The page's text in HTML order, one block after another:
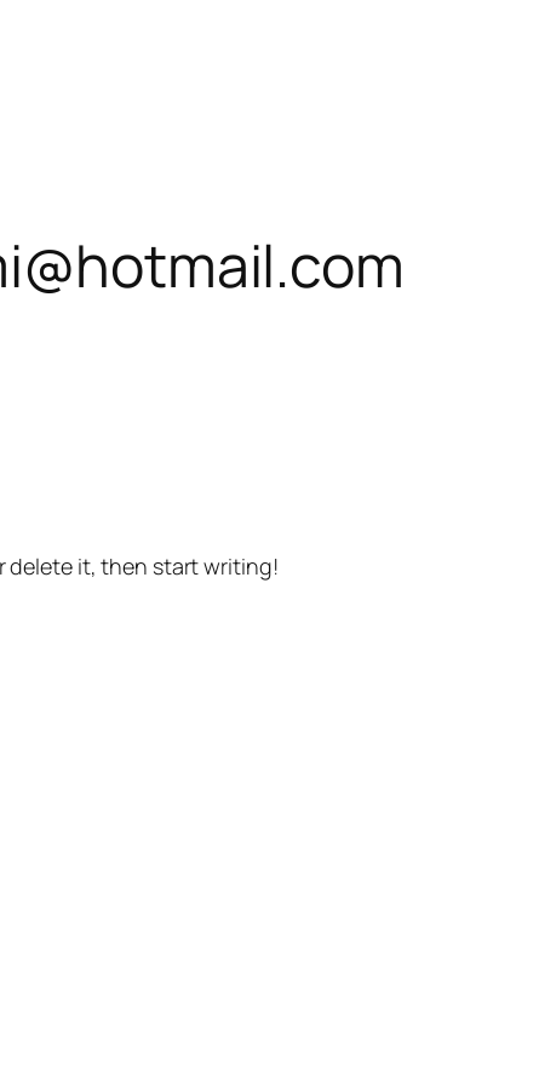
delete it, then start writing!